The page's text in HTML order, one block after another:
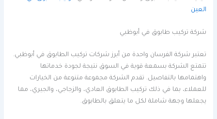
العين
شركة تركيب طابوق في أبوظبي
تعتبر شركة الفرسان واحدة من أبرز شركات تركيب الطابوق في أبوظبي.
تتمتع الشركة بسمعة قوية في السوق نتيجة لجودة خدماتها
واهتمامها بالتفاصيل. تقدم الشركة مجموعة متنوعة من الخيارات
للعملاء، بما في ذلك تركيب الطابوق العادي، والزجاجي، والجيري، مما
يجعلها وجهة شاملة لكل ما يتعلق بالطابوق.